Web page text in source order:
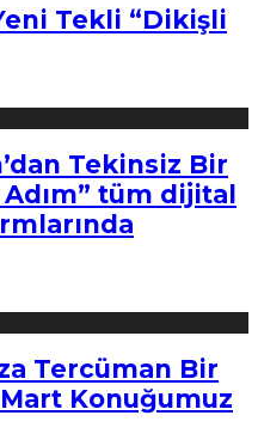
Tekli “Dikişli
Tekinsiz Bir
Adım” tüm dijital
Tercüman Bir
Konuğumuz